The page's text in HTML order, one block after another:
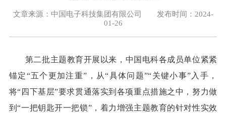
文章来源：中国电子科技集团有限公司 发布时间：2024-
01-26
第二批主题教育开展以来，中国电科各成员单位紧紧
锚定“五个更加注重”，从“具体问题”“关键小事”入手，
将“四下基层”要求贯通落实到各项重点措施之中，努力做
到“一把钥匙开一把锁”，着力增强主题教育的针对性实效